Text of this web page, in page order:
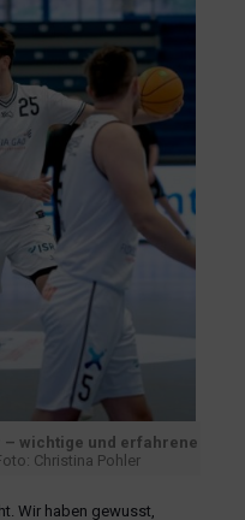
– wichtige und erfahrene
Christina Pohler
Wir haben gewusst,